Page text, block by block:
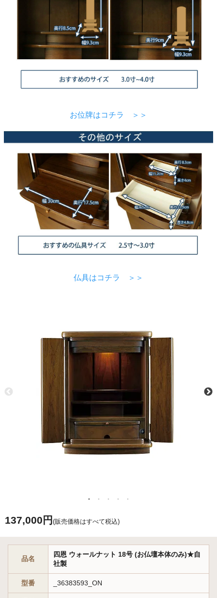
お位牌はコチラ ＞＞
仏具はコチラ ＞＞
137,000円 (販売価格はすべて税込)
品名
四恩 ウォールナット 18号 (お仏壇本体のみ)★自
社製
型番 _36383593_ON